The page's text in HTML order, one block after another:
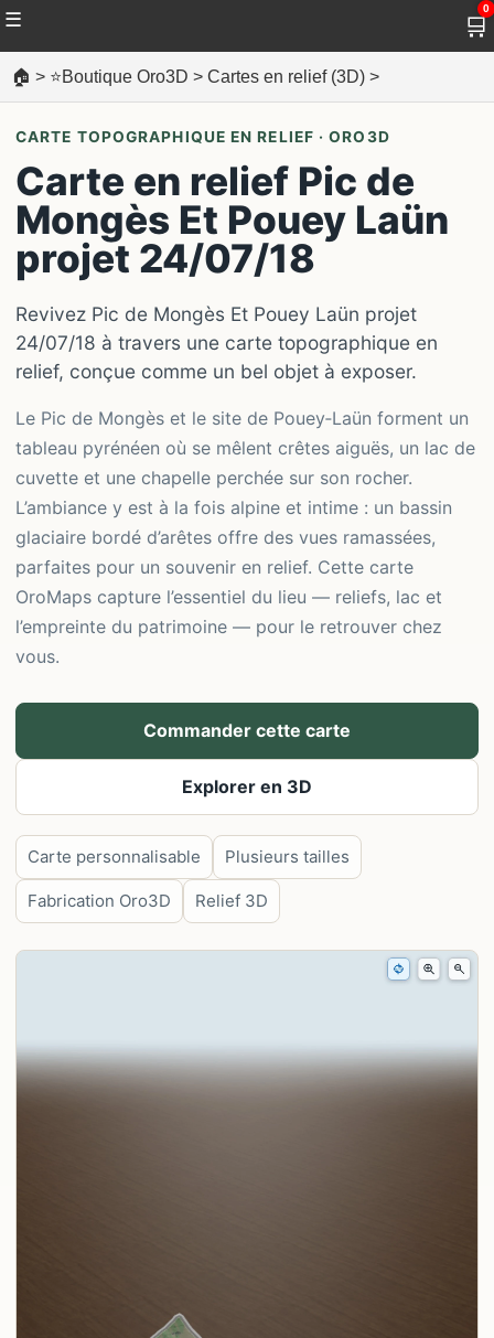
☰ 🛒
0
🏠 > ⭐Boutique Oro3D > Cartes en relief (3D) >
CARTE TOPOGRAPHIQUE EN RELIEF · ORO3D
Carte en relief Pic de
Mongès Et Pouey Laün
projet 24/07/18
Revivez Pic de Mongès Et Pouey Laün projet
24/07/18 à travers une carte topographique en
relief, conçue comme un bel objet à exposer.
Le Pic de Mongès et le site de Pouey‑Laün forment un
tableau pyrénéen où se mêlent crêtes aiguës, un lac de
cuvette et une chapelle perchée sur son rocher.
L’ambiance y est à la fois alpine et intime : un bassin
glaciaire bordé d’arêtes offre des vues ramassées,
parfaites pour un souvenir en relief. Cette carte
OroMaps capture l’essentiel du lieu — reliefs, lac et
l’empreinte du patrimoine — pour le retrouver chez
vous.
Commander cette carte
Explorer en 3D
Carte personnalisable Plusieurs tailles
Fabrication Oro3D Relief 3D